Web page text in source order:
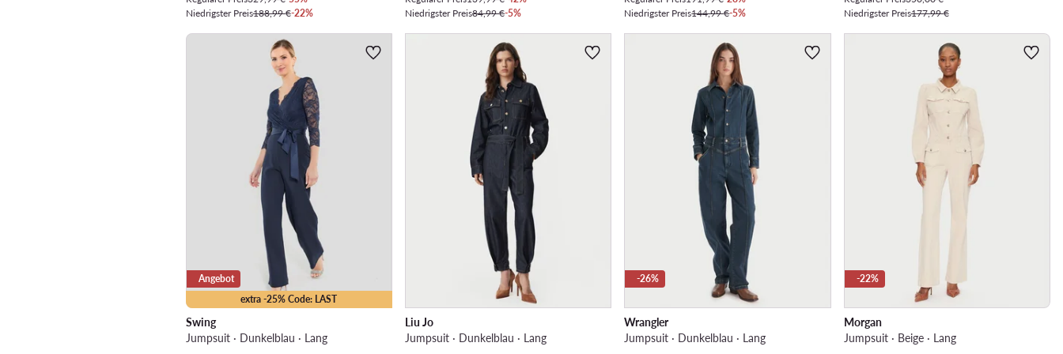
Niedrigster Preis188,99 €-22%
Niedrigster Preis84,99 €-5%
Niedrigster Preis144,99 €-5%
Niedrigster Preis177,99 €
extra -25% Code: LAST
Angebot
Swing
Jumpsuit · Dunkelblau · Lang
Liu Jo
Jumpsuit · Dunkelblau · Lang
-26%
Wrangler
Jumpsuit · Dunkelblau · Lang
-22%
Morgan
Jumpsuit · Beige · Lang